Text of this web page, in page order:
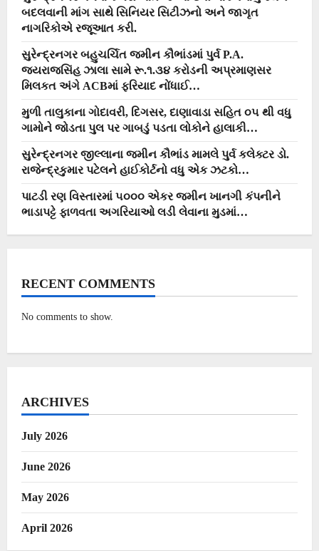
બદલવાની માંગ સાથે સિનિયર સિટીઝનો અને જાગૃત
નાગરિકોએ રજૂઆત કરી.
સુરેન્દ્રનગર બહુચર્ચિત જમીન કૌભાંડમાં પુર્વ P.A.
જયરાજસિંહ ઝાલા સામે રૂ.૧.૩૪ કરોડની અપ્રમાણસર
મિલકત અંગે ACBમાં ફરિયાદ નોંધાઈ…
મુળી તાલુકાના ગોદાવરી, દિગસર, દાણાવાડા સહિત ૦૫ થી વધુ
ગામોને જોડતા પુલ પર ગાબડું પડતા લોકોને હાલાકી…
સુરેન્દ્રનગર જીલ્લાના જમીન કૌભાંડ મામલે પુર્વ કલેક્ટર ડો.
રાજેન્દ્રકુમાર પટેલને હાઈકોર્ટનો વધુ એક ઝટકો…
પાટડી રણ વિસ્તારમાં ૫૦૦૦ એકર જમીન ખાનગી કંપનીને
ભાડાપટ્ટે ફાળવતા અગરિયાઓ લડી લેવાના મુડમાં…
RECENT COMMENTS
No comments to show.
ARCHIVES
July 2026
June 2026
May 2026
April 2026